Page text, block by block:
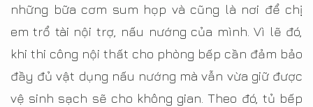
những bữa cơm sum họp và cũng là nơi để chị
em trổ tài nội trợ, nấu nướng của mình. Vì lẽ đó,
khi thi công nội thất cho phòng bếp cần đảm bảo
đầy đủ vật dụng nấu nướng mà vẫn vừa giữ được
vệ sinh sạch sẽ cho không gian. Theo đó, tủ bếp